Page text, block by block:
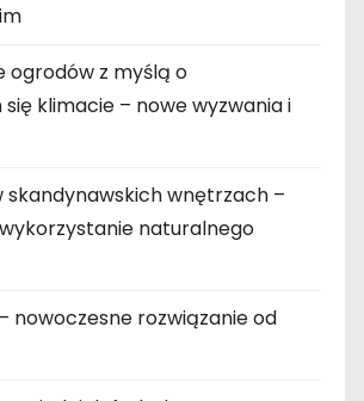
ogrodów z myślą o
klimacie – nowe wyzwania i
skandynawskich wnętrzach –
naturalnego
nowoczesne rozwiązanie od